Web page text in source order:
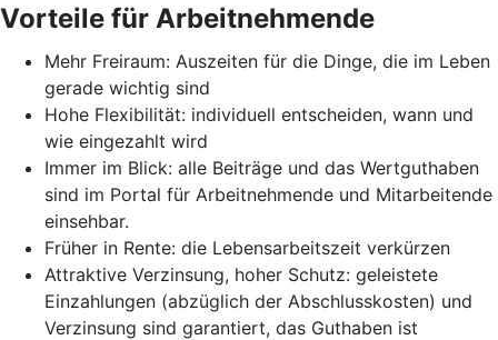
Vorteile für Arbeitnehmende
Mehr Freiraum: Auszeiten für die Dinge, die im Leben
gerade wichtig sind
Hohe Flexibilität: individuell entscheiden, wann und
wie eingezahlt wird
Immer im Blick: alle Beiträge und das Wertguthaben
sind im Portal für Arbeitnehmende und Mitarbeitende
einsehbar.
Früher in Rente: die Lebensarbeitszeit verkürzen
Attraktive Verzinsung, hoher Schutz: geleistete
Einzahlungen (abzüglich der Abschlusskosten) und
Verzinsung sind garantiert, das Guthaben ist